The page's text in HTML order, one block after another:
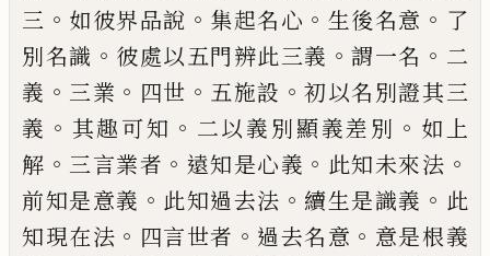
三 。 如彼界品說 。 集起名心 。 生後名意 。 了
別名識 。 彼處以五門辨此三義 。謂一名 。 二
義 。 三業 。 四世 。 五施設 。初以名別證其三
義 。 其趣可知 。 二以義別顯義差別 。 如上
解 。 三言業者 。 遠知是心義 。 此知未來法 。
前知是意義 。 此知過去法 。 續生是識義 。 此
知現在法 。 四言世者 。 過去名意 。 意是根義